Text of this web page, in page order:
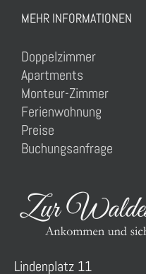
MEHR INFORMATIONEN
Doppelzimmer
Apartments
Monteur-Zimmer
Ferienwohnung
Preise
Buchungsanfrage
Lindenplatz 11